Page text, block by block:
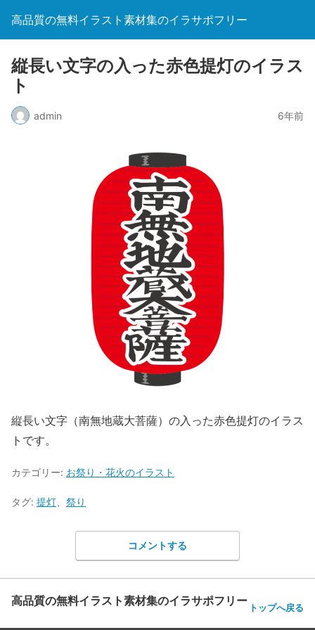
高品質の無料イラスト素材集のイラサポフリー
縦長い文字の入った赤色提灯のイラス
ト
admin 6年前
縦長い文字（南無地蔵大菩薩）の入った赤色提灯のイラス
トです。
カテゴリー: お祭り・花火のイラスト
タグ: 提灯 祭り
コメントする
高品質の無料イラスト素材集のイラサポフリー トップへ戻る